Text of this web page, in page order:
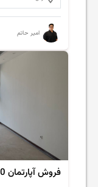
امیر حاتم
فروش آپارتمان 90 متر سوهانک نوساز ویو دار